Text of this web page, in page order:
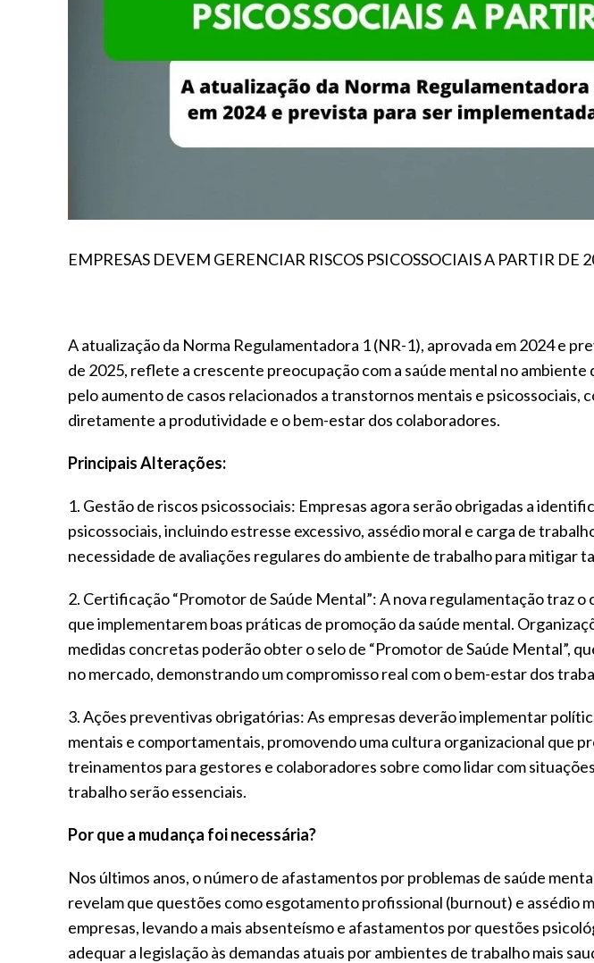
EMPRESAS DEVEM GERENCIAR RISCOS PSICOSSOCIAIS A PARTIR DE
A atualização da Norma Regulamentadora 1 (NR-1), aprovada em 2024 e
de 2025, reflete a crescente preocupação com a saúde mental no
pelo aumento de casos relacionados a transtornos mentais e psicossociais,
diretamente a produtividade e o bem-estar dos colaboradores.
Principais Alterações:
1. Gestão de riscos psicossociais: Empresas agora serão obrigadas a
psicossociais, incluindo estresse excessivo, assédio moral e carga de
necessidade de avaliações regulares do ambiente de trabalho para mitigar
2. Certificação “Promotor de Saúde Mental”: A nova regulamentação traz
que implementarem boas práticas de promoção da saúde mental.
medidas concretas poderão obter o selo de “Promotor de Saúde Mental”,
no mercado, demonstrando um compromisso real com o bem-estar dos
3. Ações preventivas obrigatórias: As empresas deverão implementar
mentais e comportamentais, promovendo uma cultura organizacional que
treinamentos para gestores e colaboradores sobre como lidar com
trabalho serão essenciais.
Por que a mudança foi necessária?
Nos últimos anos, o número de afastamentos por problemas de saúde
revelam que questões como esgotamento profissional (burnout) e assédio
empresas, levando a mais absenteísmo e afastamentos por questões
adequar a legislação às demandas atuais por ambientes de trabalho mais